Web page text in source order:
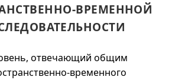
ВРЕМЕННОЙ
отвечающий общим
временного